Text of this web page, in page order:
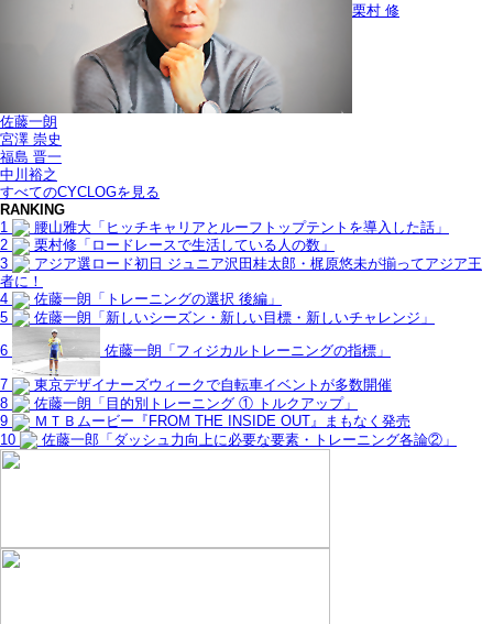
栗村 修
佐藤一朗
宮澤 崇史
福島 晋一
中川裕之
すべてのCYCLOGを見る
RANKING
1
腰山雅大「ヒッチキャリアとルーフトップテントを導入した話」
2
栗村修「ロードレースで生活している人の数」
3
アジア選ロード初日 ジュニア沢田桂太郎・梶原悠未が揃ってアジア王
者に！
4
佐藤一朗「トレーニングの選択 後編」
5
佐藤一朗「新しいシーズン・新しい目標・新しいチャレンジ」
6 佐藤一朗「フィジカルトレーニングの指標」
7
東京デザイナーズウィークで自転車イベントが多数開催
8
佐藤一朗「目的別トレーニング ① トルクアップ」
9
ＭＴＢムービー『FROM THE INSIDE OUT』まもなく発売
10
佐藤一郎「ダッシュ力向上に必要な要素・トレーニング各論②」